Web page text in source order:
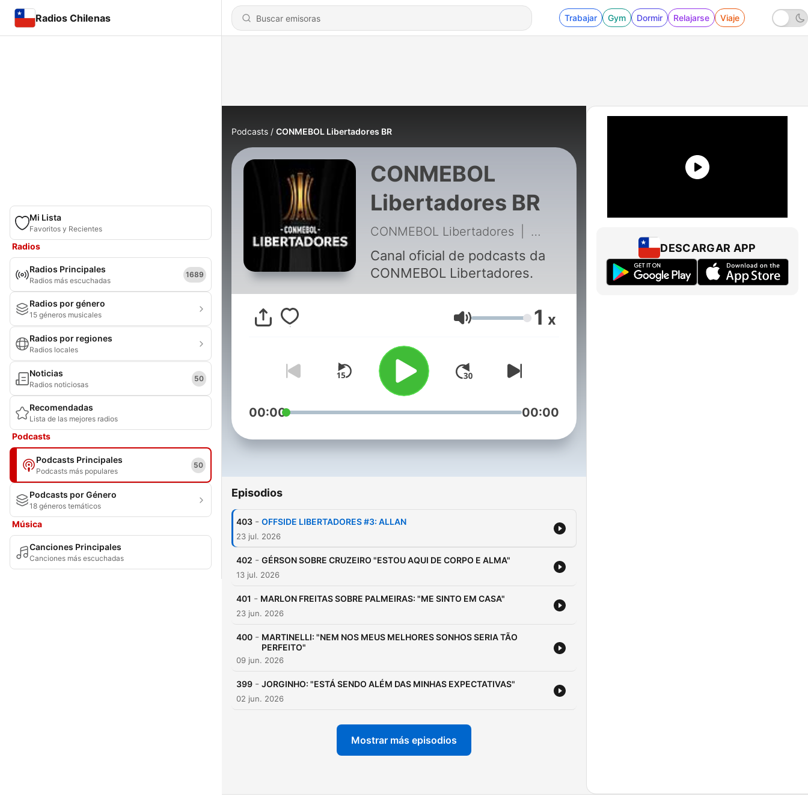
Radios Chilenas Trabajar Gym Dormir Relajarse Viaje
Mi Lista
Favoritos y Recientes
Radios
Radios Principales
Radios más escuchadas
1689
Radios por género
15 géneros musicales
Radios por regiones
Radios locales
Noticias
Radios noticiosas
50
Recomendadas
Lista de las mejores radios
Podcasts
Podcasts Principales
Podcasts más populares
50
Podcasts por Género
18 géneros temáticos
Música
Canciones Principales
Canciones más escuchadas
Podcasts CONMEBOL Libertadores BR
CONMEBOL
Libertadores BR
CONMEBOL Libertadores 403 - OFFSIDE LIBERTADORES #3: ALLAN
Canal oficial de podcasts da
CONMEBOL Libertadores.
Volumen 1 x
00:00 00:00
Episodios
403 - OFFSIDE LIBERTADORES #3: ALLAN
23 jul. 2026
402 - GÉRSON SOBRE CRUZEIRO "ESTOU AQUI DE CORPO E ALMA"
13 jul. 2026
401 - MARLON FREITAS SOBRE PALMEIRAS: "ME SINTO EM CASA"
23 jun. 2026
400 - MARTINELLI: "NEM NOS MEUS MELHORES SONHOS SERIA TÃO
PERFEITO"
09 jun. 2026
399 - JORGINHO: "ESTÁ SENDO ALÉM DAS MINHAS EXPECTATIVAS"
02 jun. 2026
Mostrar más episodios
DESCARGAR APP